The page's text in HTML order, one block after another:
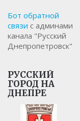
Бот обратной
связи с админами
канала "Русский
Днепропетровск"
РУССКИЙ
ГОРОД НА
ДНЕПРЕ